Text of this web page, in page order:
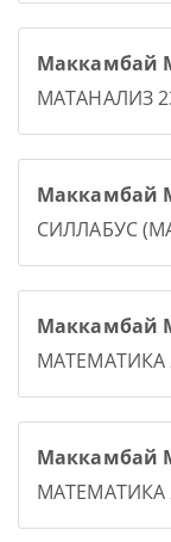
Маккамбай
МАТАНАЛИЗ
Маккамбай
СИЛЛАБУС
Маккамбай
МАТЕМАТИКА
Маккамбай
МАТЕМАТИКА